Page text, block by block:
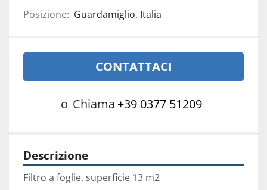
Posizione: Guardamiglio, Italia
CONTATTACI
o Chiama +39 0377 51209
Descrizione
Filtro a foglie, superficie 13 m2